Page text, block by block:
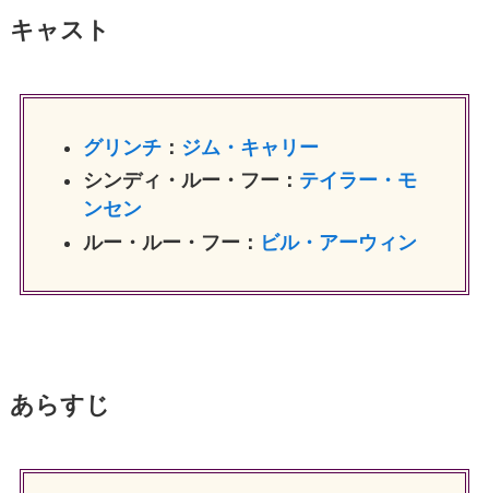
キャスト
グリンチ： ジム・キャリー
シンディ・ルー・フー： テイラー・モ
ンセン
ルー・ルー・フー： ビル・アーウィン
あらすじ